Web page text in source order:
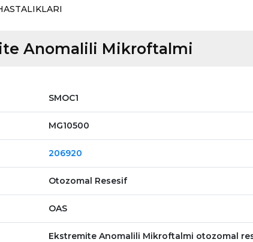
Anomalili Mikroftalmi
SMOC1
MG10500
206920
Otozomal Resesif
OAS
Ekstremite Anomalili Mikroftalmi otozomal